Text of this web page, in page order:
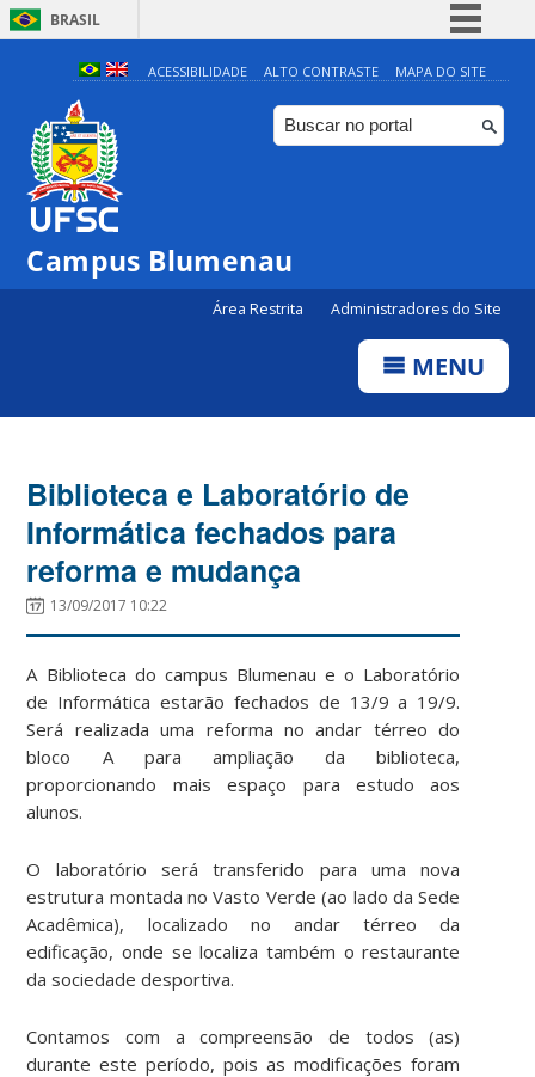
BRASIL
Simplifique!
Comunica BR
Participe
ACESSIBILIDADE ALTO CONTRASTE MAPA DO SITE
Campus Blumenau
Área Restrita Administradores do Site
MENU
Biblioteca e Laboratório de
Informática fechados para
reforma e mudança
13/09/2017 10:22
A Biblioteca do campus Blumenau e o Laboratório
de Informática estarão fechados de 13/9 a 19/9.
Será realizada uma reforma no andar térreo do
bloco A para ampliação da biblioteca,
proporcionando mais espaço para estudo aos
alunos.
O laboratório será transferido para uma nova
estrutura montada no Vasto Verde (ao lado da Sede
Acadêmica), localizado no andar térreo da
edificação, onde se localiza também o restaurante
da sociedade desportiva.
Contamos com a compreensão de todos (as)
durante este período, pois as modificações foram